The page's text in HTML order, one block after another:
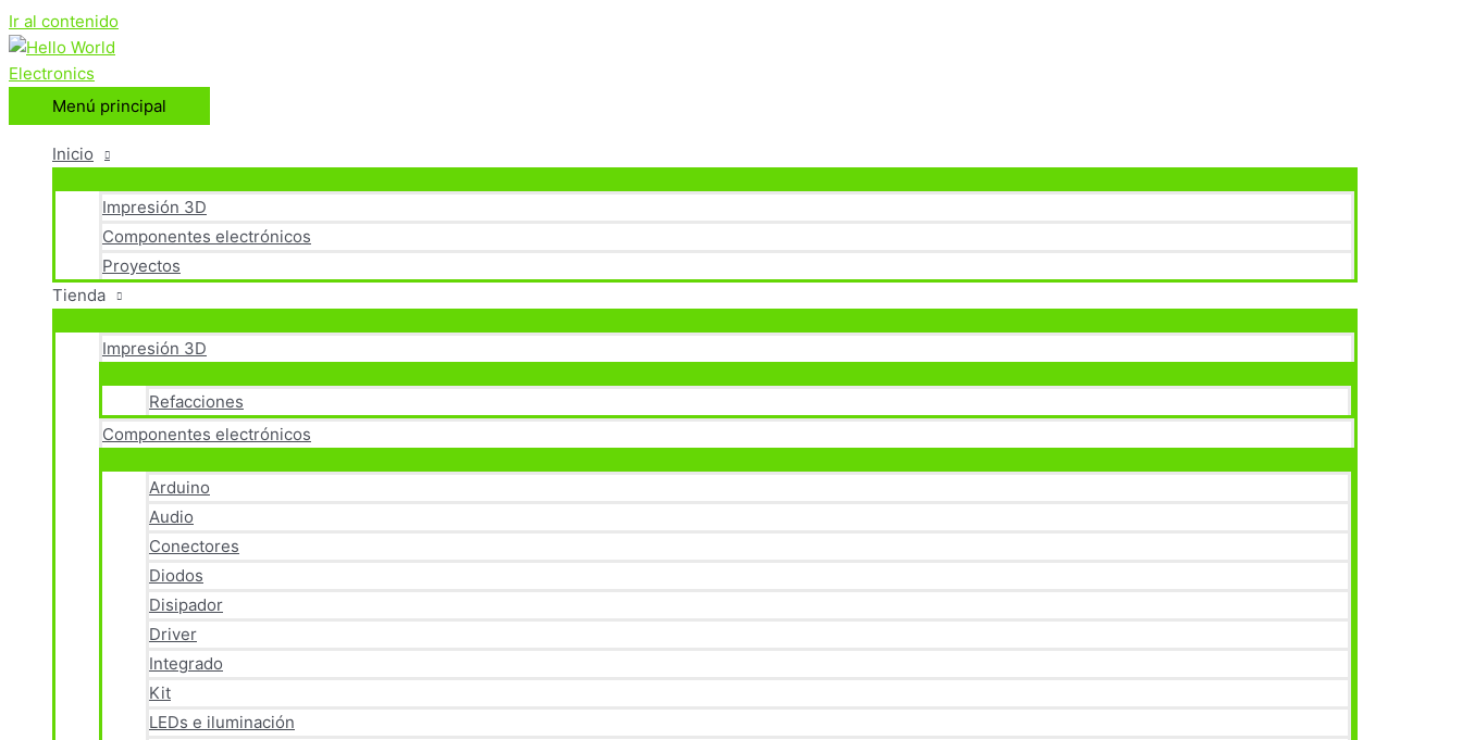
Ir al contenido
Menú principal
Inicio
Impresión 3D
Componentes electrónicos
Proyectos
Tienda
Impresión 3D
Refacciones
Componentes electrónicos
Arduino
Audio
Conectores
Diodos
Disipador
Driver
Integrado
Kit
LEDs e iluminación